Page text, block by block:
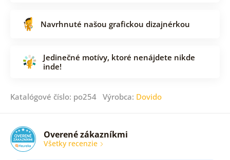
Navrhnuté našou grafickou dizajnérkou
Jedinečné motívy, ktoré nenájdete nikde
inde!
Katalógové číslo: po254 Výrobca: Dovido
Overené zákazníkmi
Všetky recenzie